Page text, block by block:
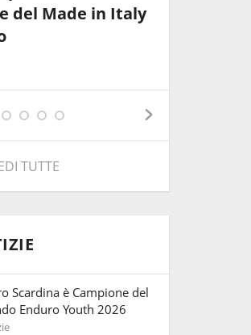
del Made in Italy
TUTTE
Scardina è Campione del
Enduro Youth 2026